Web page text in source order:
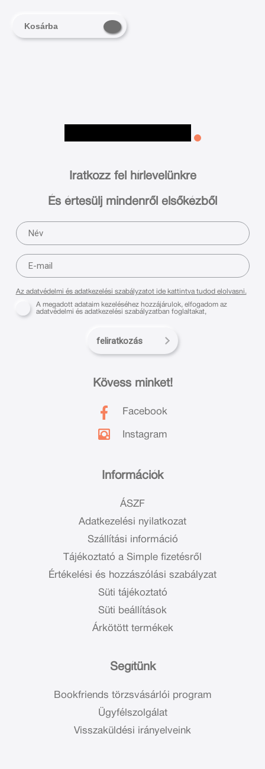
Kosárba
Információk
ÁSZF
Adatkezelési nyilatkozat
Szállítási információ
Tájékoztató a Simple fizetésről
Értékelési és hozzászólási szabályzat
Süti tájékoztató
Süti beállítások
Árkötött termékek
Segítünk
Bookfriends törzsvásárlói program
Ügyfélszolgálat
Visszaküldési irányelveink
Kövess minket!
Facebook
Instagram
Iratkozz fel hírlevelünkre
És értesülj mindenről elsőkézből
Az adatvédelmi és adatkezelési szabályzatot ide kattintva tudod elolvasni.
A megadott adataim kezeléséhez hozzájárulok, elfogadom az
adatvédelmi és adatkezelési szabályzatban foglaltakat,
feliratkozás